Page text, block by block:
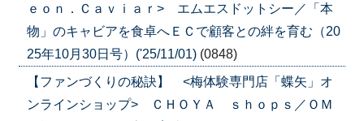
ｅｏｎ．Ｃａｖｉａｒ> エムエスドットシー／「本
物」のキャビアを食卓へＥＣで顧客との絆を育む（20
25年10月30日号）('25/11/01) (0848)
【ファンづくりの秘訣】 <梅体験専門店「蝶矢」オ
ンラインショップ> ＣＨＯＹＡ ｓｈｏｐｓ／ＯＭ